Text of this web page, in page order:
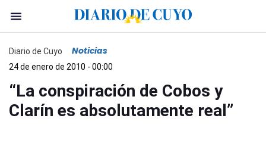
Diario de Cuyo Noticias
24 de enero de 2010 - 00:00
“La conspiración de Cobos y
Clarín es absolutamente real”